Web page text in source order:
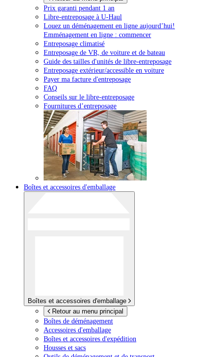
Prix garanti pendant 1 an
Libre-entreposage à U-Haul
Louez un déménagement en ligne aujourd’hui!
Emménagement en ligne : commencer
Entreposage climatisé
Entreposage de VR, de voiture et de bateau
Guide des tailles d'unités de libre-entreposage
Entreposage extérieur/accessible en voiture
Payer ma facture d'entreposage
FAQ
Conseils sur le libre-entreposage
Fournitures d’entreposage
Boîtes et accessoires d'emballage
Boîtes et accessoires d'emballage
Retour au menu principal
Boîtes de déménagement
Accessoires d'emballage
Boîtes et accessoires d'expédition
Housses et sacs